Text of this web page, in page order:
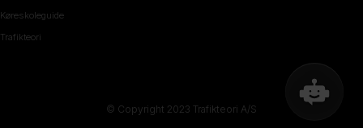
Køreskoleguide
Trafikteori
© Copyright 2023 Trafikteori A/S